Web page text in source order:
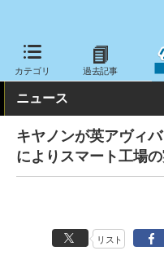
カテゴリ 過去記事
クラウド Watch トピック
ニュース
キヤノンが英アヴィ
によりスマート工場
リスト